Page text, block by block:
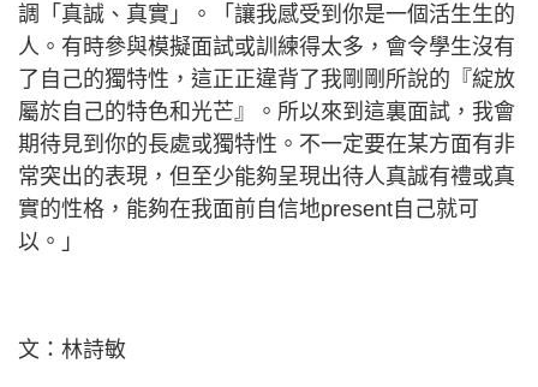
調「真誠、真實」。「讓我感受到你是一個活生生的
人。有時參與模擬面試或訓練得太多，會令學生沒有
了自己的獨特性，這正正違背了我剛剛所說的『綻放
屬於自己的特色和光芒』。所以來到這裏面試，我會
期待見到你的長處或獨特性。不一定要在某方面有非
常突出的表現，但至少能夠呈現出待人真誠有禮或真
實的性格，能夠在我面前自信地present自己就可
以。」
文：林詩敏